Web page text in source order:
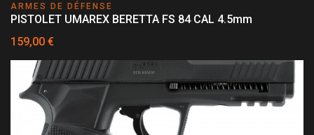
ARMES DE DÉFENSE
PISTOLET UMAREX BERETTA FS 84 CAL 4.5mm
159,00 €